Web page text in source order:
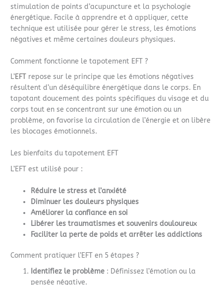
stimulation de points d’acupuncture et la psychologie
énergétique. Facile à apprendre et à appliquer, cette
technique est utilisée pour gérer le stress, les émotions
négatives et même certaines douleurs physiques.
Comment fonctionne le tapotement EFT ?
L’EFT repose sur le principe que les émotions négatives
résultent d’un déséquilibre énergétique dans le corps. En
tapotant doucement des points spécifiques du visage et du
corps tout en se concentrant sur une émotion ou un
problème, on favorise la circulation de l’énergie et on libère
les blocages émotionnels.
Les bienfaits du tapotement EFT
L’EFT est utilisé pour :
Réduire le stress et l’anxiété
Diminuer les douleurs physiques
Améliorer la confiance en soi
Libérer les traumatismes et souvenirs douloureux
Faciliter la perte de poids et arrêter les addictions
Comment pratiquer l’EFT en 5 étapes ?
Identifiez le problème : Définissez l’émotion ou la
pensée négative.